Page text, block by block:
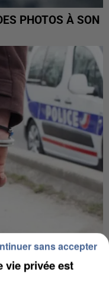
PHOTOS À SON
DE LA DZ
vie privée est
sans accepter